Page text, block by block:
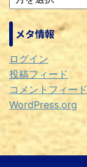
メタ情報
ログイン
投稿フィード
コメントフィード
WordPress.org